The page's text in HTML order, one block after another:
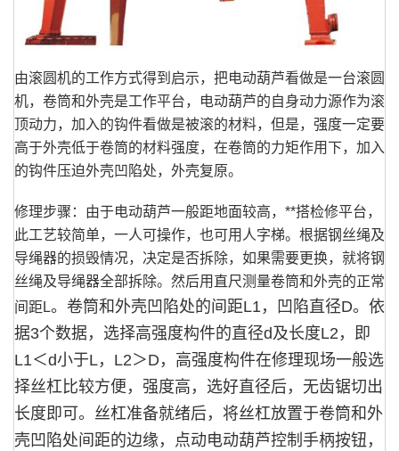
由滚圆机的工作方式得到启示，把电动葫芦看做是一台滚圆
机，卷筒和外壳是工作平台，电动葫芦的自身动力源作为滚
顶动力，加入的钩件看做是被滚的材料，但是，强度一定要
高于外壳低于卷筒的材料强度，在卷筒的力矩作用下，加入
的钩件压迫外壳凹陷处，外壳复原。
修理步骤：由于电动葫芦一般距地面较高，**搭检修平台，
此工艺较简单，一人可操作，也可用人字梯。根据钢丝绳及
导绳器的损毁情况，决定是否拆除，如果需要更换，就将钢
丝绳及导绳器全部拆除。然后用直尺测量卷筒和外壳的正常
间距L。卷筒和外壳凹陷处的间距L1，凹陷直径D。依
据3个数据，选择高强度构件的直径d及长度L2 ，即
L1＜d小于L， L2＞D ，高强度构件在修理现场一般选
择丝杠比较方便，强度高，选好直径后，无齿锯切出
长度即可。丝杠准备就绪后，将丝杠放置于卷筒和外
壳凹陷处间距的边缘，点动电动葫芦控制手柄按钮，